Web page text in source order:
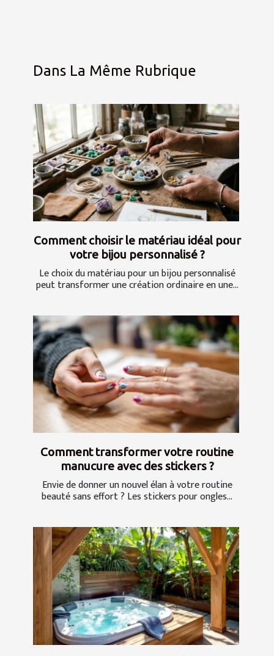
Dans La Même Rubrique
Comment choisir le matériau idéal pour
votre bijou personnalisé ?
Le choix du matériau pour un bijou personnalisé
peut transformer une création ordinaire en une...
Comment transformer votre routine
manucure avec des stickers ?
Envie de donner un nouvel élan à votre routine
beauté sans effort ? Les stickers pour ongles...